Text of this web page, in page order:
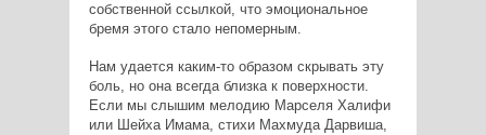
собственной ссылкой, что эмоциональное
бремя этого стало непомерным.
Нам удается каким-то образом скрывать эту
боль, но она всегда близка к поверхности.
Если мы слышим мелодию Марселя Халифи
или Шейха Имама, стихи Махмуда Дарвиша,